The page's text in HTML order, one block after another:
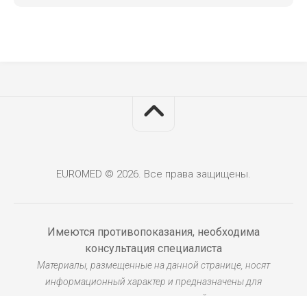
EUROMED © 2026. Все права защищены.
Имеются противопоказания, необходима
консультация специалиста
Материалы, размещенные на данной странице, носят
информационный характер и предназначены для